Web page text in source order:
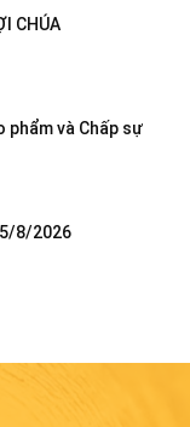
CHÚA
phẩm và Chấp sự
8/2026